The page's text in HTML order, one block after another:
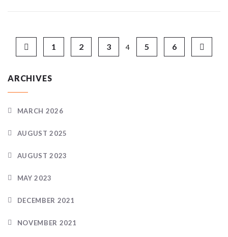
1 2 3 4 5 6
ARCHIVES
MARCH 2026
AUGUST 2025
AUGUST 2023
MAY 2023
DECEMBER 2021
NOVEMBER 2021